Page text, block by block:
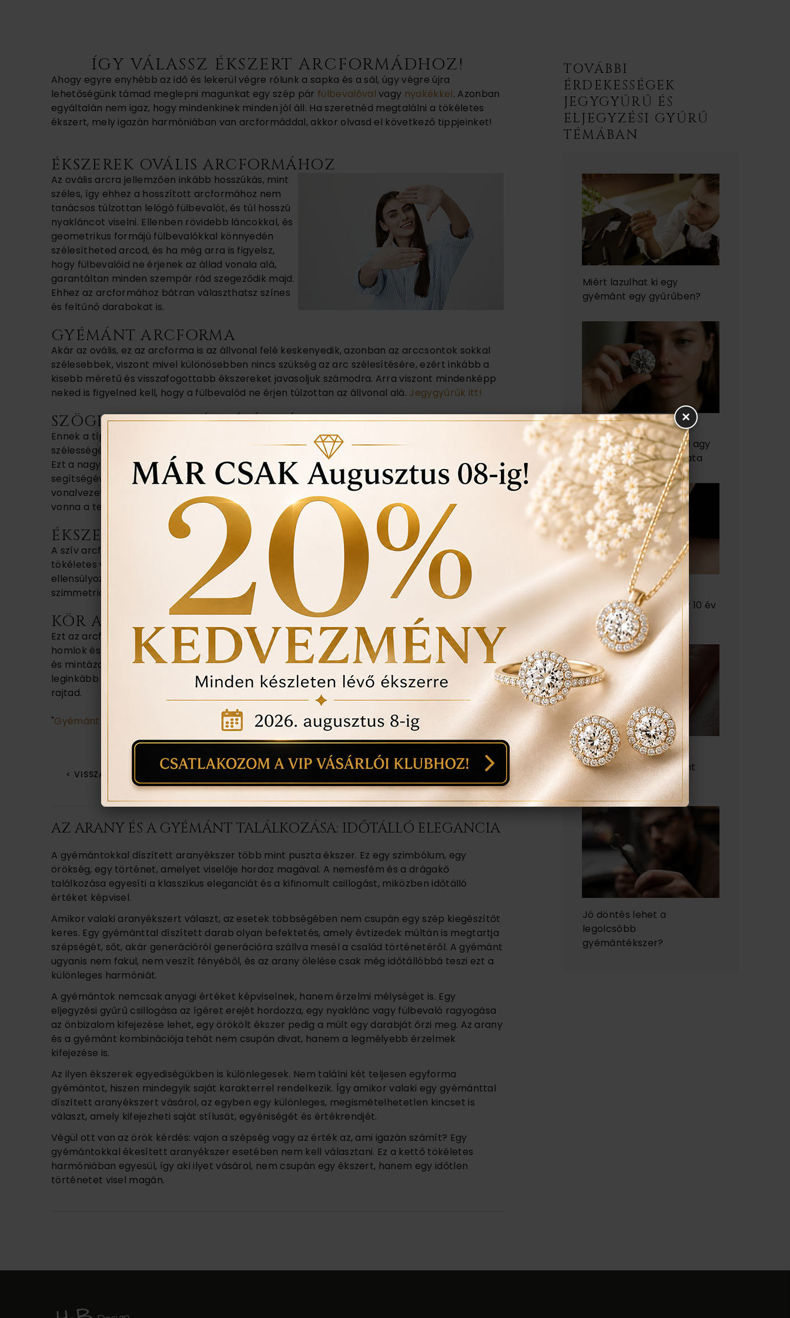
ÍGY VÁLASSZ ÉKSZERT ARCFORMÁDHOZ!
Ahogy egyre enyhébb az idő és lekerül végre rólunk a sapka és a sál, úgy végre újra
lehetőségünk támad meglepni magunkat egy szép pár fülbevalóval vagy nyakékkel. Azonban
egyáltalán nem igaz, hogy mindenkinek minden jól áll. Ha szeretnéd megtalálni a tökéletes
ékszert, mely igazán harmóniában van arcformáddal, akkor olvasd el következő tippjeinket!
ÉKSZEREK OVÁLIS ARCFORMÁHOZ
Az ovális arcra jellemzően inkább hosszúkás, mint
széles, így ehhez a hosszított arcformához nem
tanácsos túlzottan lelógó fülbevalót, és túl hosszú
nyakláncot viselni. Ellenben rövidebb láncokkal, és
geometrikus formájú fülbevalókkal könnyedén
szélesítheted arcod, és ha még arra is figyelsz,
hogy fülbevalóid ne érjenek az állad vonala alá,
garantáltan minden szempár rád szegeződik majd.
Ehhez az arcformához bátran választhatsz színes
és feltűnő darabokat is.
GYÉMÁNT ARCFORMA
Akár az ovális, ez az arcforma is az állvonal felé keskenyedik, azonban az arccsontok sokkal
szélesebbek, viszont mivel különösebben nincs szükség az arc szélesítésére, ezért inkább a
kisebb méretű és visszafogottabb ékszereket javasoljuk számodra. Arra viszont mindenképp
neked is figyelned kell, hogy a fülbevalód ne érjen túlzottan az állvonal alá. Jegygyűrűk itt!
SZÖGLETES ARC LÁGYÍTÁSA ÉKSZEREKKEL
Ennek a típusnak a fő szembetűnő jellemzője a széles állkapocs, mely azonos a homlok
szélességével, valamint az arccsontok és az állkapocs közötti távolság is egyenlően széles.
Ezt a nagyon erőteljes geometrikus formát,lágy ívű lógós fülbevalók
és hosszú láncok
segítségével ellensúlyozhatod, így megtörve a vonalakat. Fülbevalóból válassz hullámos
vonalvezetésűt, vagy karikát, állad ellensúlyozására pedig válassz hangsúlyos medált, mely
vonna a tekinteteket.
ÉKSZEREK SZÍV ARCFORMÁHOZ
A szív arcformával rendelkezőket szélesebb íves homlok és keskeny áll jellemzi, melyhez
tökéletes választást jelentenek a hangsúlyos hosszabb fülbevalók. Ezekkel ugyanis könnyedén
ellensúlyozhatjuk állunk aránytalanságát. Rövid
nyakláncokkal
tovább fokozhatod a
szimmetria illúzióját.
KÖR ARCFORMÁVAL KERESD A GEOMETRIÁT!
Ezt az arcformát elég könnyű jellemezni, hiszen mindenhol lágy ívek jellemzik, kerek áll, íves
homlok és kerek orcák. Az arc sok lágy ívének ellensúlyozására válassz geometrikus formájú
és mintázatú fülbevalókat, nyakláncokból pedig a v alakot rajzolók segítségével nyújthatod
leginkább vonásaidat. Az elegáns, hosszan lelógó fülbevalók is csodásan mutatnak majd
rajtad.
"Gyémánt karikagyűrű 14 és 18 karátos itt!
< VISSZA A BLOGBA
AZ ARANY ÉS A GYÉMÁNT TALÁLKOZÁSA: IDŐTÁLLÓ ELEGANCIA
A gyémántokkal díszített aranyékszer több mint puszta ékszer. Ez egy szimbólum, egy
örökség, egy történet, amelyet viselője hordoz magával. A nemesfém és a drágakő
találkozása egyesíti a klasszikus eleganciát és a kifinomult csillogást, miközben időtálló
értéket képvisel.
Amikor valaki aranyékszert választ, az esetek többségében nem csupán egy szép kiegészítőt
keres. Egy gyémánttal díszített darab olyan befektetés, amely évtizedek múltán is megtartja
szépségét, sőt, akár generációról generációra szállva mesél a család történetéről. A gyémánt
ugyanis nem fakul, nem veszít fényéből, és az arany ölelése csak még időtállóbbá teszi ezt a
különleges harmóniát.
A gyémántok nemcsak anyagi értéket képviselnek, hanem érzelmi mélységet is. Egy
eljegyzési gyűrű csillogása az ígéret erejét hordozza, egy nyaklánc vagy fülbevaló ragyogása
az önbizalom kifejezése lehet, egy örökölt ékszer pedig a múlt egy darabját őrzi meg. Az arany
és a gyémánt kombinációja tehát nem csupán divat, hanem a legmélyebb érzelmek
kifejezése is.
Az ilyen ékszerek egyediségükben is különlegesek. Nem találni két teljesen egyforma
gyémántot, hiszen mindegyik saját karakterrel rendelkezik. Így amikor valaki egy gyémánttal
díszített aranyékszert vásárol, az egyben egy különleges, megismételhetetlen kincset is
választ, amely kifejezheti saját stílusát, egyéniségét és értékrendjét.
Végül ott van az örök kérdés: vajon a szépség vagy az érték az, ami igazán számít? Egy
gyémántokkal ékesített aranyékszer esetében nem kell választani. Ez a kettő tökéletes
harmóniában egyesül, így aki ilyet vásárol, nem csupán egy ékszert, hanem egy időtlen
történetet visel magán.
TOVÁBBI
ÉRDEKESSÉGEK
JEGYGYŰRŰ ÉS
ELJEGYZÉSI GYŰRŰ
TÉMÁBAN
Miért lazulhat ki egy
gyémánt egy gyűrűben?
Miért vonz minket a
gyémánt? - az emberi agy
és a csillogás kapcsolata
Hogyan ápold a
gyémántékszert, hogy 10 év
múlva is szép legyen?
Miért fontos a foglalat
minősége egy gyémánt
ékszer esetén?
Jó döntés lehet a
legolcsóbb
gyémántékszer?
×